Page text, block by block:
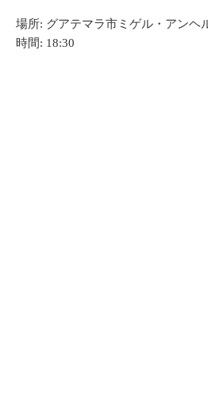
場所: グアテマラ市ミゲル・アンヘ
時間: 18:30